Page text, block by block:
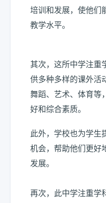
培训和发展，使他们
教学水平。
其次，这所中学注重
供多种多样的课外活
舞蹈、艺术、体育等
好和综合素质。
此外，学校也为学生
机会，帮助他们更好
发展。
再次，此中学注重学